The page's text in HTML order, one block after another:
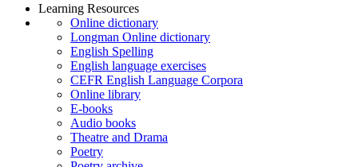
Learning Resources
Online dictionary
Longman Online dictionary
English Spelling
English language exercises
CEFR English Language Corpora
Online library
E-books
Audio books
Theatre and Drama
Poetry